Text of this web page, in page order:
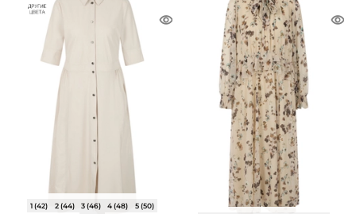
1 (42) 2 (44) 3 (46) 4 (48)
5 (50)